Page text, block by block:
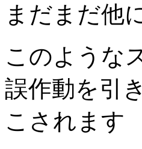
まだまだ他
このような
誤作動を引
こされます